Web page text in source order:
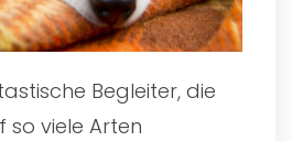
Begleiter, die
so viele Arten